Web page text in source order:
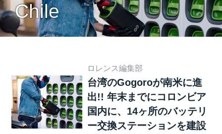
Chile
ロレンス編集部
台湾のGogoroが南米に進
出!! 年末までにコロンビア
国内に、14ヶ所のバッテリ
ー交換ステーションを建設